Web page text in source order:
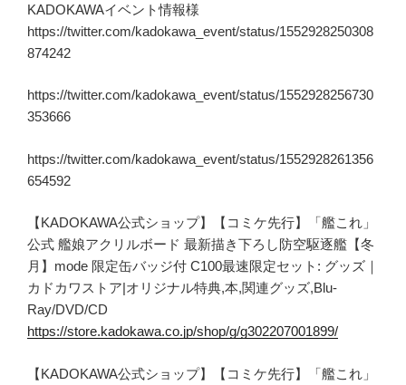
KADOKAWAイベント情報様
https://twitter.com/kadokawa_event/status/1552928250308
874242
https://twitter.com/kadokawa_event/status/1552928256730
353666
https://twitter.com/kadokawa_event/status/1552928261356
654592
【KADOKAWA公式ショップ】【コミケ先行】「艦これ」
公式 艦娘アクリルボード 最新描き下ろし防空駆逐艦【冬
月】mode 限定缶バッジ付 C100最速限定セット: グッズ｜
カドカワストア|オリジナル特典,本,関連グッズ,Blu-
Ray/DVD/CD
https://store.kadokawa.co.jp/shop/g/g302207001899/
【KADOKAWA公式ショップ】【コミケ先行】「艦これ」